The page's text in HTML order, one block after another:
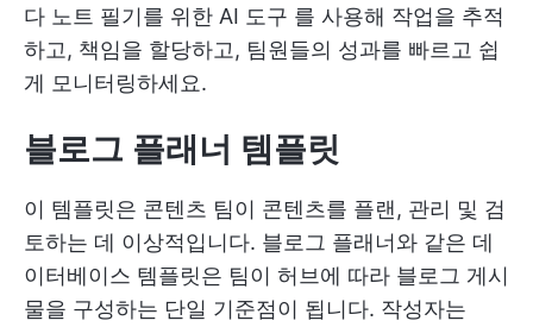
다 노트 필기를 위한 AI 도구 를 사용해 작업을 추적
하고, 책임을 할당하고, 팀원들의 성과를 빠르고 쉽
게 모니터링하세요.
블로그 플래너 템플릿
이 템플릿은 콘텐츠 팀이 콘텐츠를 플랜, 관리 및 검
토하는 데 이상적입니다. 블로그 플래너와 같은 데
이터베이스 템플릿은 팀이 허브에 따라 블로그 게시
물을 구성하는 단일 기준점이 됩니다. 작성자는